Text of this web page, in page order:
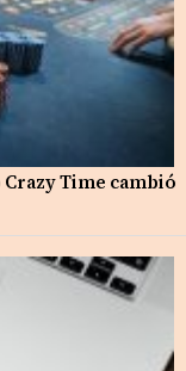
Time cambió